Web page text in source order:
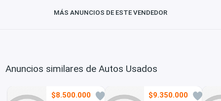
MÁS ANUNCIOS DE ESTE VENDEDOR
Anuncios similares de Autos Usados
$8.500.000 $9.350.000